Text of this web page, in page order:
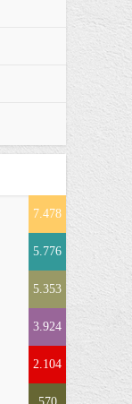
7.478
5.776
5.353
3.924
2.104